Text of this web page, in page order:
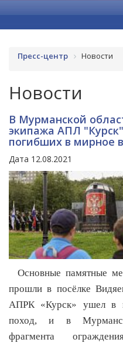
Пресс-центр Новости
Новости
В Мурманской
экипажа АПЛ
погибших в мирное
Дата 12.08.2021
Основные памятные
прошли в посёлке
АПРК «Курск» ушел в
поход, и в
фрагмента